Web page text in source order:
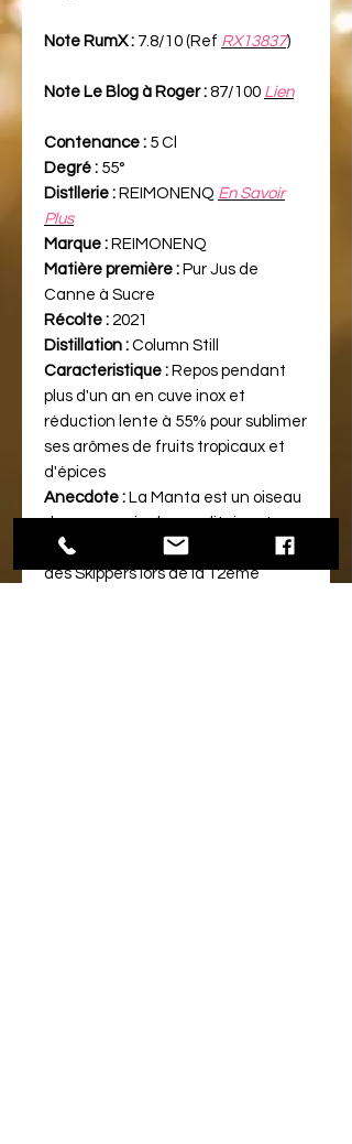
Note RumX : 7.8/10 (Ref RX13837)
Note Le Blog à Roger : 87/100 Lien
Contenance : 5 Cl
Degré : 55°
Distllerie : REIMONENQ En Savoir
Plus
Marque : REIMONENQ
Matière première : Pur Jus de
Canne à Sucre
Récolte : 2021
Distillation : Column Still
Caracteristique : Repos pendant
plus d'un an en cuve inox et
réduction lente à 55% pour sublimer
ses arômes de fruits tropicaux et
d'épices
Anecdote : La Manta est un oiseau
des mers qui vole ensolitaire et
incarne la puissance et la quiétude
des Skippers lors de la 12ème